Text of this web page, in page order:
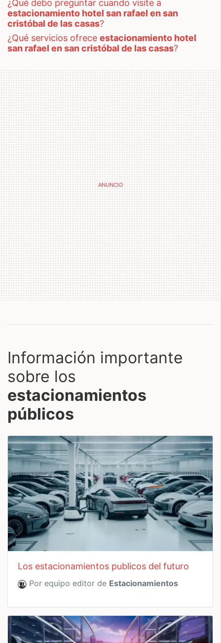
¿qué debo preguntar cuando visite a
estacionamiento hotel san rafael en san
cristóbal de las casas?
¿qué servicios ofrece estacionamiento hotel
san rafael en san cristóbal de las casas?
Información importante
sobre los
estacionamientos
públicos
los estacionamientos publicos del futuro
Por equipo editor de Estacionamientos